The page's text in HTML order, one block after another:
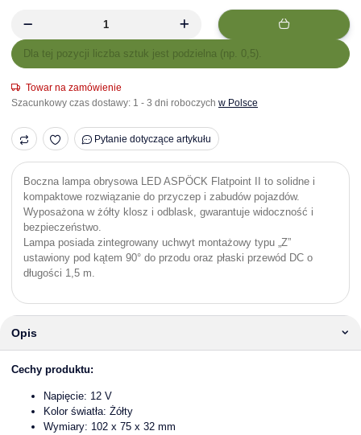
xDla tej pozycji liczba sztuk jest podzielna (np. 0,5).
Towar na zamówienie
Szacunkowy czas dostawy: 1 - 3 dni roboczych w Polsce
Pytanie dotyczące artykułu
Boczna lampa obrysowa LED ASPÖCK Flatpoint II to solidne i
kompaktowe rozwiązanie do przyczep i zabudów pojazdów.
Wyposażona w żółty klosz i odblask, gwarantuje widoczność i
bezpieczeństwo.
Lampa posiada zintegrowany uchwyt montażowy typu „Z”
ustawiony pod kątem 90° do przodu oraz płaski przewód DC o
długości 1,5 m.
Opis
Cechy produktu:
Napięcie: 12 V
Kolor światła: Żółty
Wymiary: 102 x 75 x 32 mm